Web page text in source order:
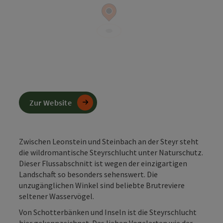
Zwischen Leonstein und Steinbach an der Steyr steht
die wildromantische Steyrschlucht unter Naturschutz.
Dieser Flussabschnitt ist wegen der einzigartigen
Landschaft so besonders sehenswert. Die
unzugänglichen Winkel sind beliebte Brutreviere
seltener Wasservögel.
Von Schotterbänken und Inseln ist die Steyrschlucht
Zur Website